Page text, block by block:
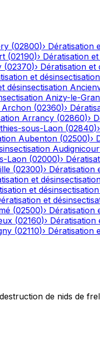
(02800)› Dératisation
(02190)› Dératisation
(02370)› Dératisation et
et désinsectisation
désinsectisation
Anizy-le-
Archon (02360)›
Arrancy (02860)›
sous-Laon (02840)›
Aubenton (02500)›
Laon (02000)›
(02300)› Dératisation
et
et désinsectisation
et
(02500)› Dératisation
(02160)› Dératisation
(02110)› Dératisation
de nids de